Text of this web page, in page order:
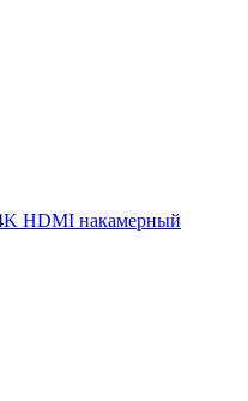
HDMI накамерный